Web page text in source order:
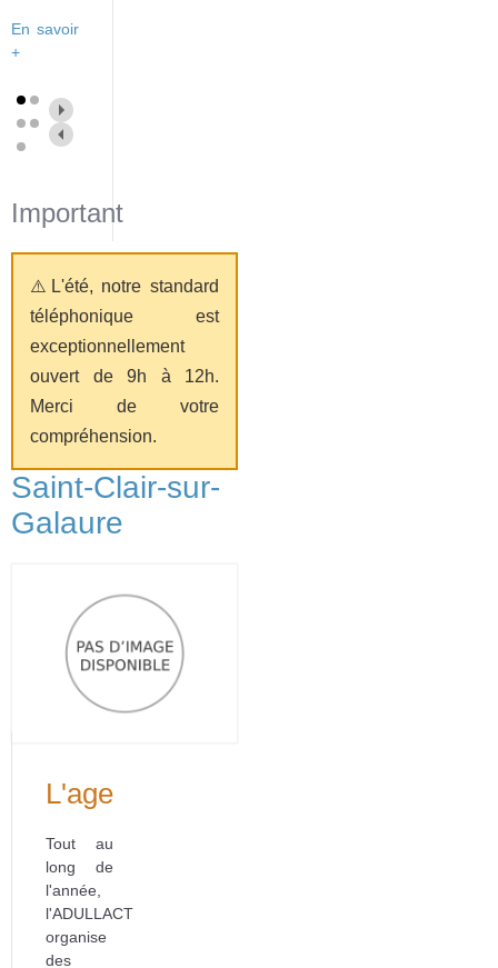
En savoir
+
Important
⚠️L'été, notre standard
téléphonique est
exceptionnellement
ouvert de 9h à 12h.
Merci de votre
compréhension.
Saint-Clair-sur-
Galaure
L'agenda
Tout au
long de
l'année,
l'ADULLACT
organise
des